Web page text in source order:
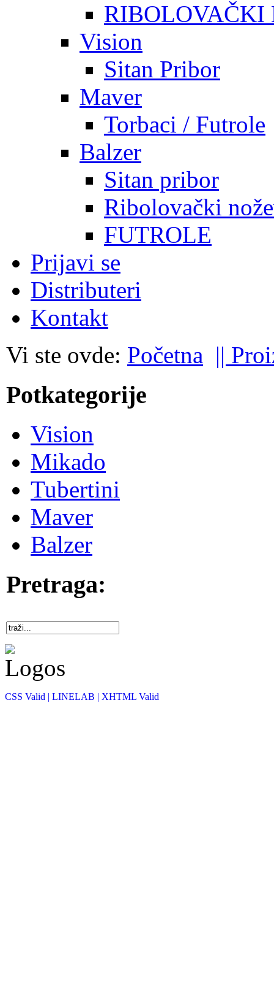
RIBOLOVAČKI
Vision
Sitan Pribor
Maver
Torbaci / Futrole
Balzer
Sitan pribor
Ribolovački
FUTROLE
Prijavi se
Distributeri
Kontakt
Vi ste ovde: Početna ||
Potkategorije
Vision
Mikado
Tubertini
Maver
Balzer
Pretraga:
CSS Valid | LINELAB | XHTML Valid